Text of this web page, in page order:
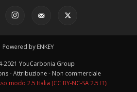
Powered by ENKEY
2021 YouCarbonia Group
- Attribuzione - Non commerciale
modo 2.5 Italia (CC BY-NC-SA 2.5 IT)